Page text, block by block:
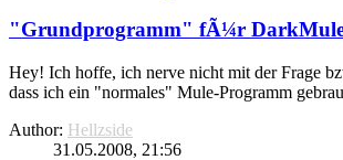
"Grundprogramm" fÃ¼r
Hey! Ich hoffe, ich nerve nicht mit der Frage
dass ich ein "normales" Mule-Programm
Author: Hellzside
31.05.2008, 21:56